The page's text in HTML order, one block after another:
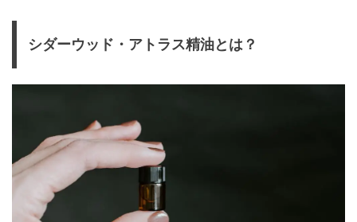
シダーウッド・アトラス精油とは？